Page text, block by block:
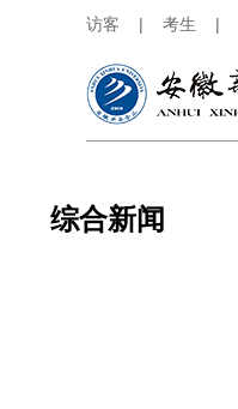
访客 | 考生 |
综合新闻